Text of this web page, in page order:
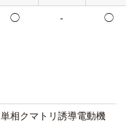
◯ - ◯
単相クマトリ誘導電動機